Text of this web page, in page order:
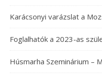
Karácsonyi varázslat a
Foglalhatók a 2023-as
Húsmarha Szeminárium –